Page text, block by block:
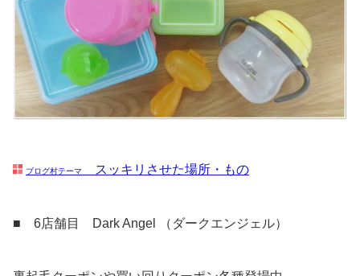
ブログ村テーマ スッキリさせた場所・もの
■ 6店舗目 Dark Angel （ダークエンジェル）